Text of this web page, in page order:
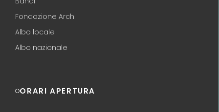
Fondazione Arch
Albo locale
Albo nazionale
ORARI APERTURA